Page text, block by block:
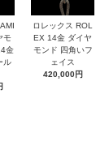
モ
金
ル
ロレックス ROL
EX 14金 ダイヤ
モンド 四角いフ
ェイス
420,000円